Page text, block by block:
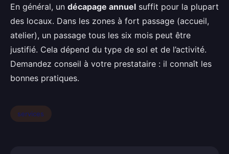
En général, un décapage annuel suffit pour la plupart
des locaux. Dans les zones à fort passage (accueil,
atelier), un passage tous les six mois peut être
justifié. Cela dépend du type de sol et de l’activité.
Demandez conseil à votre prestataire : il connaît les
bonnes pratiques.
services